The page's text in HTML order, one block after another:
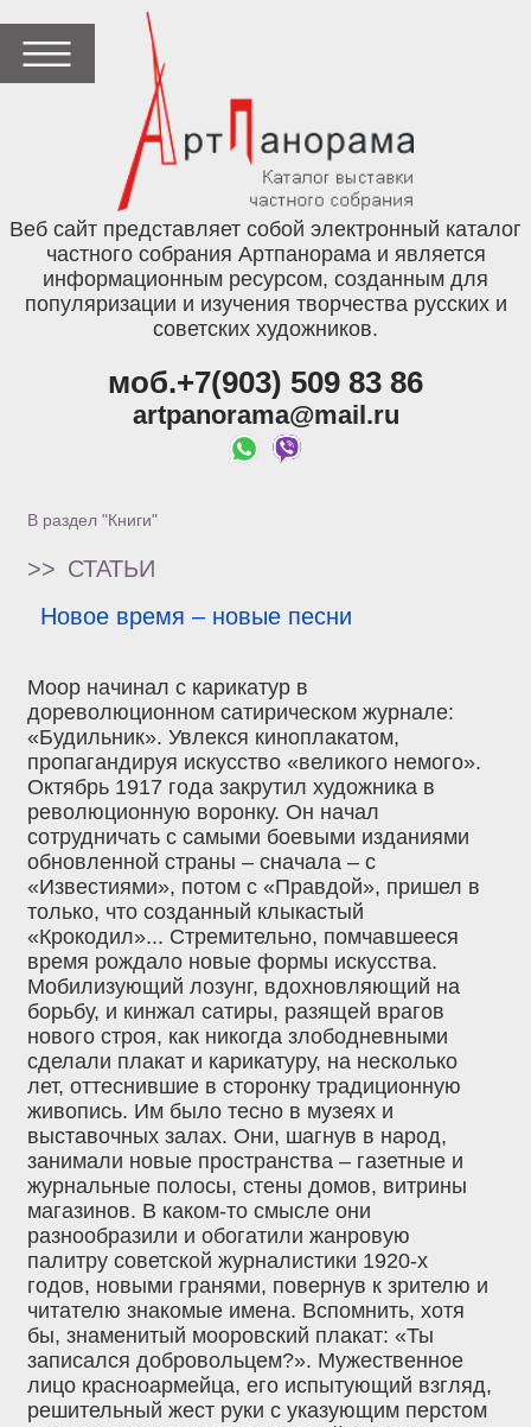
Веб сайт представляет собой электронный каталог
частного собрания Артпанорама и является
информационным ресурсом, созданным для
популяризации и изучения творчества русских и
советских художников.
моб.+7(903) 509 83 86
artpanorama@mail.ru
В раздел "Книги"
>> СТАТЬИ
Новое время – новые песни
Моор начинал с карикатур в
дореволюционном сатирическом журнале:
«Будильник». Увлекся киноплакатом,
пропагандируя искусство «великого немого».
Октябрь 1917 года закрутил художника в
революционную воронку. Он начал
сотрудничать с самыми боевыми изданиями
обновленной страны – сначала – с
«Известиями», потом с «Правдой», пришел в
только, что созданный клыкастый
«Крокодил»... Стремительно, помчавшееся
время рождало новые формы искусства.
Мобилизующий лозунг, вдохновляющий на
борьбу, и кинжал сатиры, разящей врагов
нового строя, как никогда злободневными
сделали плакат и карикатуру, на несколько
лет, оттеснившие в сторонку традиционную
живопись. Им было тесно в музеях и
выставочных залах. Они, шагнув в народ,
занимали новые пространства – газетные и
журнальные полосы, стены домов, витрины
магазинов. В каком-то смысле они
разнообразили и обогатили жанровую
палитру советской журналистики 1920-х
годов, новыми гранями, повернув к зрителю и
читателю знакомые имена. Вспомнить, хотя
бы, знаменитый мооровский плакат: «Ты
записался добровольцем?». Мужественное
лицо красноармейца, его испытующий взгляд,
решительный жест руки с указующим перстом